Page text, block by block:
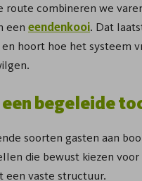
route combineren we
een eendenkooi. Dat
en hoort hoe het systeem
begeleide
soorten gasten aan
die bewust kiezen
een vaste structuur.